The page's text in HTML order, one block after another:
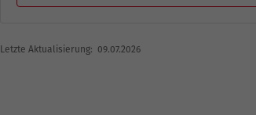
Letzte Aktualisierung: 09.07.2026